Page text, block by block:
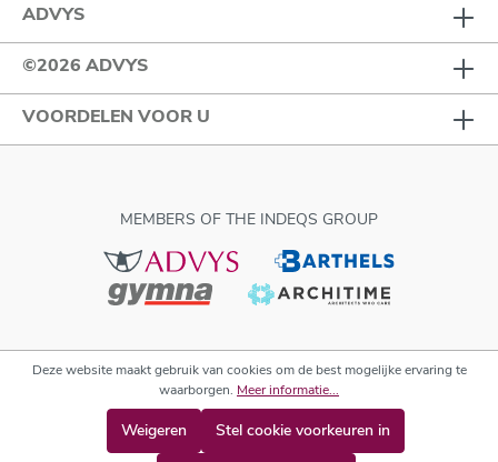
ADVYS
©2026 ADVYS
VOORDELEN VOOR U
MEMBERS OF THE INDEQS GROUP
Deze website maakt gebruik van cookies om de best mogelijke ervaring te
waarborgen. Meer informatie...
Weigeren Stel cookie voorkeuren in